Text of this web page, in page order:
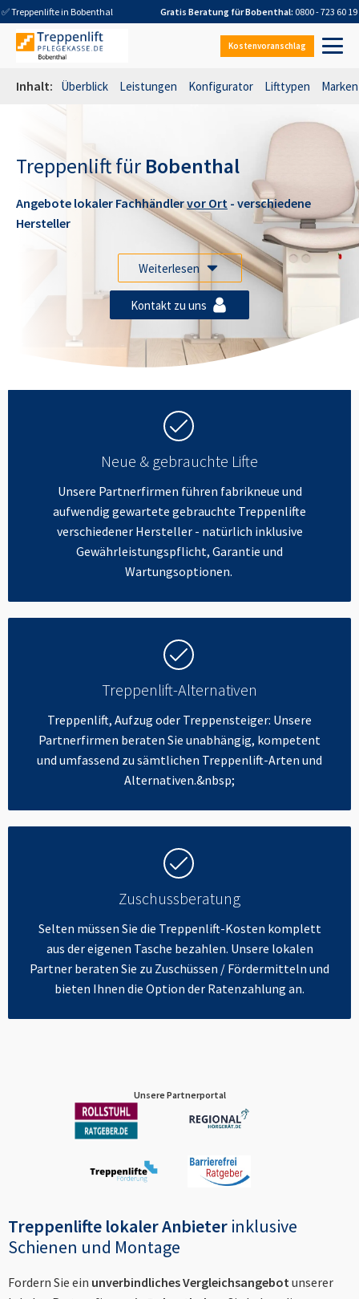
✅ Treppenlifte in Bobenthal Gratis Beratung fürBobenthal: 0800 - 723 60 19
Kostenvoranschlag
Inhalt: Überblick Leistungen Konfigurator Lifttypen Marken
Treppenlift für Bobenthal
Angebote lokaler Fachhändlervor Ort - verschiedene
Hersteller
Weiterlesen
Kontakt zu uns
Neue & gebrauchte Lifte
Unsere Partnerfirmen führen fabrikneue und
aufwendig gewartete gebrauchte Treppenlifte
verschiedener Hersteller - natürlich inklusive
Gewährleistungspflicht, Garantie und
Wartungsoptionen.
Treppenlift-Alternativen
Treppenlift, Aufzug oder Treppensteiger: Unsere
Partnerfirmen beraten Sie unabhängig, kompetent
und umfassend zu sämtlichen Treppenlift-Arten und
Alternativen.&nbsp;
Zuschussberatung
Selten müssen Sie die Treppenlift-Kosten komplett
aus der eigenen Tasche bezahlen. Unsere lokalen
Partner beraten Sie zu Zuschüssen / Fördermitteln und
bieten Ihnen die Option der Ratenzahlung an.
Unsere Partnerportal
Treppenlifte lokaler Anbieter inklusive
Schienen und Montage
Fordern Sie ein unverbindliches Vergleichsangebotunserer